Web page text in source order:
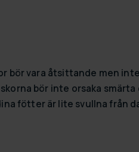
bör vara åtsittande men
bör inte orsaka smärta
fötter är lite svullna från